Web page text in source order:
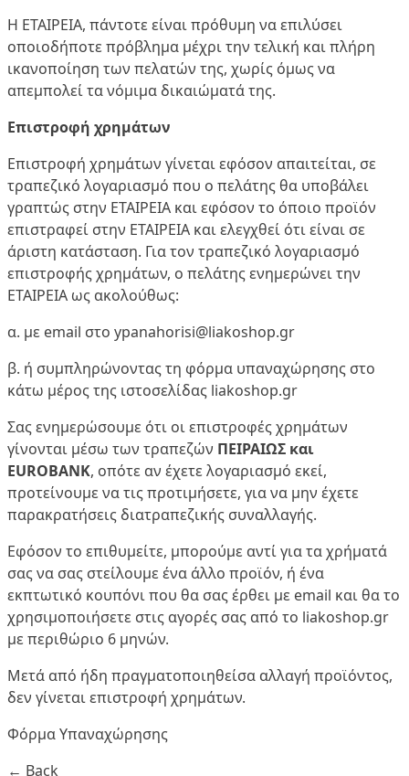
Η ΕΤΑΙΡΕΙΑ, πάντοτε είναι πρόθυμη να επιλύσει
οποιοδήποτε πρόβλημα μέχρι την τελική και πλήρη
ικανοποίηση των πελατών της, χωρίς όμως να
απεμπολεί τα νόμιμα δικαιώματά της.
Επιστροφή χρημάτων
Επιστροφή χρημάτων γίνεται εφόσον απαιτείται, σε
τραπεζικό λογαριασμό που ο πελάτης θα υποβάλει
γραπτώς στην ΕΤΑΙΡΕΙΑ και εφόσον το όποιο προϊόν
επιστραφεί στην ΕΤΑΙΡΕΙΑ και ελεγχθεί ότι είναι σε
άριστη κατάσταση. Για τον τραπεζικό λογαριασμό
επιστροφής χρημάτων, ο πελάτης ενημερώνει την
ΕΤΑΙΡΕΙΑ ως ακολούθως:
α. με email στο ypanahorisi@liakoshop.gr
β. ή συμπληρώνοντας τη φόρμα υπαναχώρησης στο
κάτω μέρος της ιστοσελίδας liakoshop.gr
Σας ενημερώσουμε ότι οι επιστροφές χρημάτων
γίνονται μέσω των τραπεζών ΠΕΙΡΑΙΩΣ και
EUROBANK, οπότε αν έχετε λογαριασμό εκεί,
προτείνουμε να τις προτιμήσετε, για να μην έχετε
παρακρατήσεις διατραπεζικής συναλλαγής.
Εφόσον το επιθυμείτε, μπορούμε αντί για τα χρήματά
σας να σας στείλουμε ένα άλλο προϊόν, ή ένα
εκπτωτικό κουπόνι που θα σας έρθει με email και θα το
χρησιμοποιήσετε στις αγορές σας από το liakoshop.gr
με περιθώριο 6 μηνών.
Μετά από ήδη πραγματοποιηθείσα αλλαγή προϊόντος,
δεν γίνεται επιστροφή χρημάτων.
Φόρμα Υπαναχώρησης
← Back